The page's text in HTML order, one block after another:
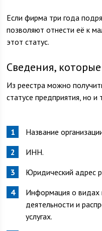
Если фирма три года
позволяют отнести её к
этот статус.
Сведения,
Из реестра можно
статусе предприятия, но и
Название
ИНН.
Юридический адрес
Информация о видах
деятельности и
услугах.